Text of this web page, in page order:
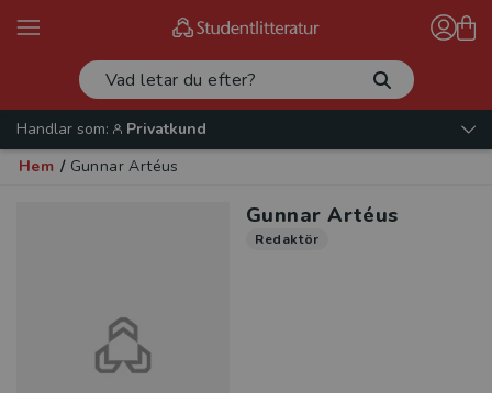
Handlar som:
Privatkund
Hem / Gunnar Artéus
Gunnar Artéus
Redaktör